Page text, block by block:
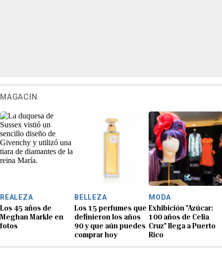
MAGACÍN
REALEZA
Los 45 años de
Meghan Markle en
fotos
BELLEZA
Los 15 perfumes que
definieron los años
90 y que aún puedes
comprar hoy
MODA
Exhibición "Azúcar:
100 años de Celia
Cruz" llega a Puerto
Rico